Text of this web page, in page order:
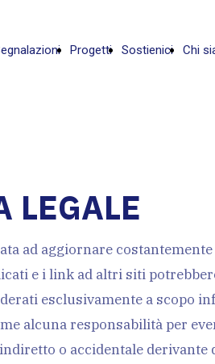
Progetti Sostienici Chi
LEGALE
ad aggiornare
e i link ad altri siti
esclusivamente a scopo
alcuna responsabilità per
o accidentale